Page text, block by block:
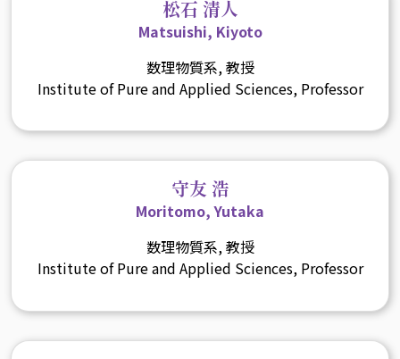
松石 清人
Matsuishi, Kiyoto
数理物質系, 教授
Institute of Pure and Applied Sciences, Professor
守友 浩
Moritomo, Yutaka
数理物質系, 教授
Institute of Pure and Applied Sciences, Professor